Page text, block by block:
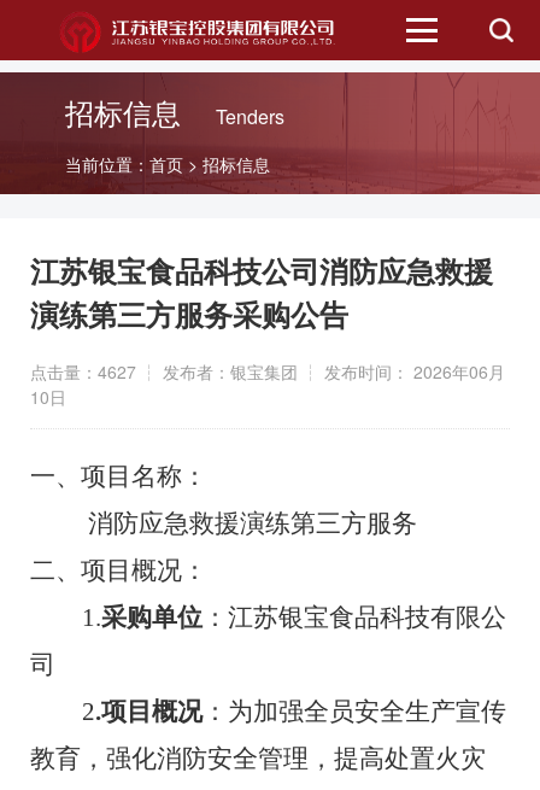
二级公司
信息公开
招标信息
招标信息 Tenders
当前位置： 首页> 招标信息
江苏银宝食品科技公司消防应急救援
演练第三方服务采购公告
点击量：4627 ┆ 发布者：银宝集团 ┆ 发布时间： 2026年06月
10日
一、 项目名称：
消防应急救援演练第三方服务
二、项目概况：
1.采购单位 ： 江苏银宝食品科技有限公
司
2.项目概况：为加强全员安全生产宣传
教育，强化消防安全管理，提高处置火灾